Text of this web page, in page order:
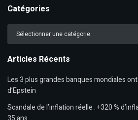
Catégories
Catégories
Articles Récents
Les 3 plus grandes banques mondiales
d’Epstein
Scandale de l’inflation réelle : +320 %